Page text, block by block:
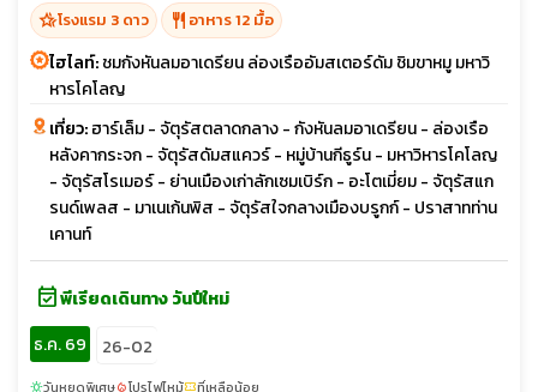
hotel_classโรงแรม 3 ดาว restaurant อาหาร 12 มื้อ
ไฮไลท์:ชมกังหันลมอาเดรียน ล่องเรืออัมสเตอร์ดัม ชิมขาหมู มหาวิ
หารโคโลญ
เที่ยว:ฮาร์เล็ม - จัตุรัสตลาดกลาง - กังหันลมอาเดรียน - ล่องเรือ
หลังคากระจก - จัตุรัสดัมสแควร์ - หมู่บ้านกีธูร์น - มหาวิหารโคโลญ
- จัตุรัสโรเมอร์ - ย่านเมืองเก่าลักเซมเบิร์ก - อะโตเมี่ยม - จัตุรัสแก
รนด์เพลส - มาเนเก้นพิส - จัตุรัสใจกลางเมืองบรูกก์ - ปราสาทท่าน
เคานท์
event_availableพีเรียดเดินทาง วันปีใหม่
ธ.ค. 69
26-02
sunnyวันหยุดพิเศษlocal_fire_departmentโปรไฟไหม้confirmation_numberที่เหลือน้อย